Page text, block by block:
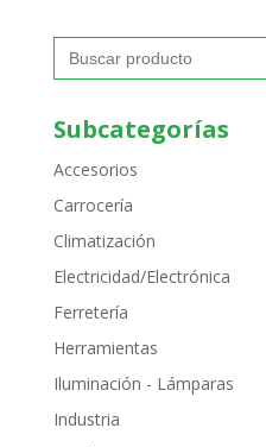
Buscar:
Subcategorías
Accesorios
Carrocería
Climatización
Electricidad/Electrónica
Ferretería
Herramientas
Iluminación - Lámparas
Industria